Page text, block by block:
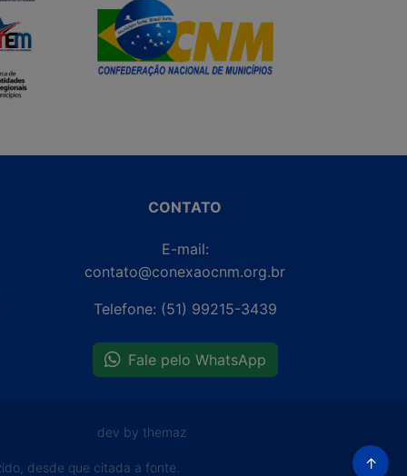
CONTATO
E-mail:
contato@conexaocnm.org.br
Telefone: (51) 99215-3439
Fale pelo WhatsApp
dev by themaz
desde que citada a fonte. ↑